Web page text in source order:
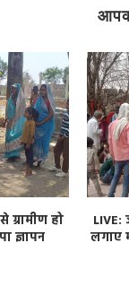
ग्रामीण हो
ज्ञापन
LIVE:
लगाए